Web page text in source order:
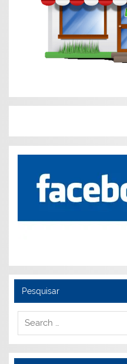
Pesquisar